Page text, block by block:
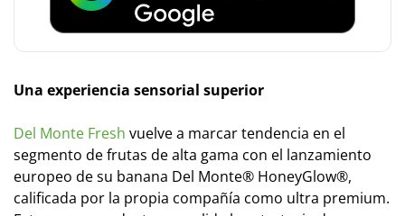
Una experiencia sensorial superior
Del Monte Fresh vuelve a marcar tendencia en el
segmento de frutas de alta gama con el lanzamiento
europeo de su banana Del Monte® HoneyGlow®,
calificada por la propia compañía como ultra premium.